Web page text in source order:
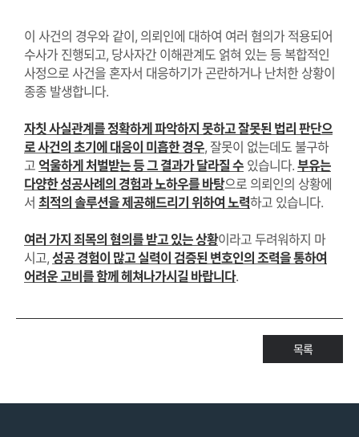
이 사건의 경우와 같이 , 의뢰인에 대하여 여러 혐의가 적용되어
수사가 진행되고, 당사자간 이해관계도 얽혀 있는 등 복합적인
사정으로 사건을 혼자서 대응하기가 곤란하거나 난처한 상황이
종종 발생합니다.
자칫 사실관계를 정확하게 파악하지 못하고 잘못된 법리 판단으
로 사건의 초기에 대응이 미흡한 경우, 잘못이 없는데도 불구하
고 억울하게 처벌받는 등 그 결과가 달라질 수 있습니다. 부유는
다양한 성공사례의 경험과 노하우를 바탕으로 의뢰인의 상황에
서 최적의 솔루션을 제공해드리기 위하여 노력하고 있습니다.
여러 가지 죄목의 혐의를 받고 있는 상황이라고 두려워하지 마
시고, 성공 경험이 많고 실력이 검증된 변호인의 조력을 통하여
어려운 고비를 함께 헤쳐나가시길 바랍니다.
목록